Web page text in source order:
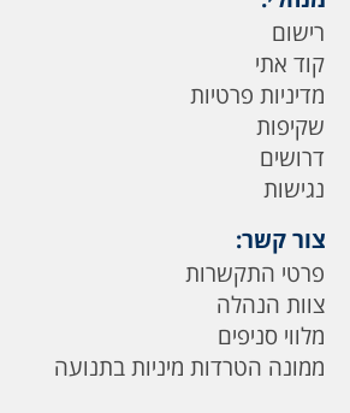
רישום
קוד אתי
מדיניות פרטיות
שקיפות
דרושים
נגישות
צור קשר:
פרטי התקשרות
צוות הנהלה
מלווי סניפים
ממונה הטרדות מיניות בתנועה